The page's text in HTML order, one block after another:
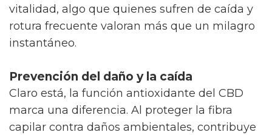
vitalidad, algo que quienes sufren de caída y
rotura frecuente valoran más que un milagro
instantáneo.
Prevención del daño y la caída
Claro está, la función antioxidante del CBD
marca una diferencia. Al proteger la fibra
capilar contra daños ambientales, contribuye